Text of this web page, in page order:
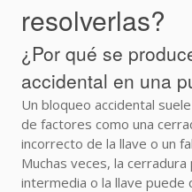
resolverlas?
¿Por qué se
accidental en una
Un bloqueo accidental
de factores como una
incorrecto de la llave o un
Muchas veces, la
intermedia o la llave puede